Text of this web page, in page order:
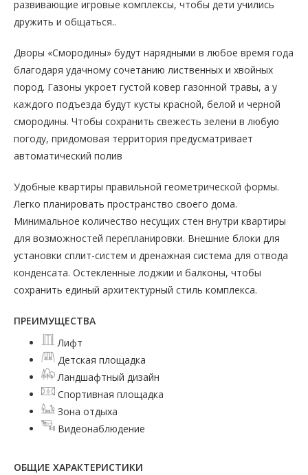
развивающие игровые комплексы, чтобы дети учились
дружить и общаться..
Дворы «Смородины» будут нарядными в любое время года
благодаря удачному сочетанию лиственных и хвойных
пород. Газоны укроет густой ковер газонной травы, а у
каждого подъезда будут кусты красной, белой и черной
смородины. Чтобы сохранить свежесть зелени в любую
погоду, придомовая территория предусматривает
автоматический полив
Удобные квартиры правильной геометрической формы.
Легко планировать пространство своего дома.
Минимальное количество несущих стен внутри квартиры
для возможностей перепланировки. Внешние блоки для
установки сплит-систем и дренажная система для отвода
конденсата. Остекленные лоджии и балконы, чтобы
сохранить единый архитектурный стиль комплекса.
ПРЕИМУЩЕСТВА
Лифт
Детская площадка
Ландшафтный дизайн
Спортивная площадка
Зона отдыха
Видеонаблюдение
ОБЩИЕ ХАРАКТЕРИСТИКИ